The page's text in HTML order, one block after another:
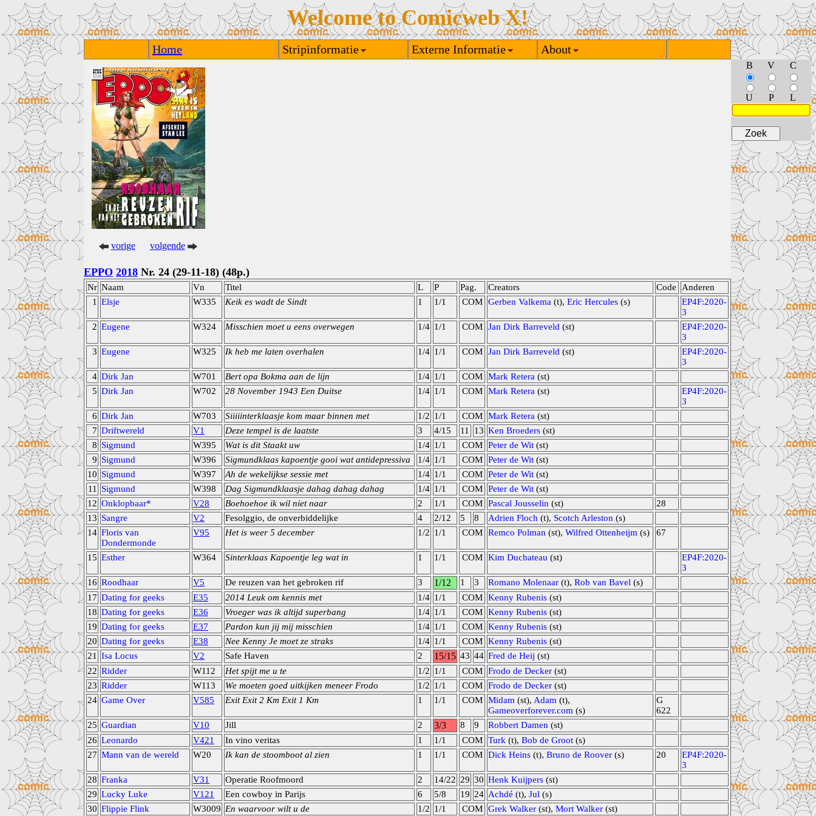
Welcome to Comicweb X!
Home Stripinformatie Externe Informatie About
vorige volgende
EPPO 2018 Nr. 24 (29-11-18) (48p.)
Nr Naam Vn Titel L P Pag. Creators Code
Anderen
1
Elsje W335 Keik es wadt de Sindt 1 1/1 COM Gerben Valkema (t), Eric Hercules (s)
EP4F:2020-
3
2 Eugene W324 Misschien moet u eens overwegen 1/4 1/1 COM Jan Dirk Barreveld (st)
EP4F:2020-
3
3 Eugene W325 Ik heb me laten overhalen 1/4 1/1 COM Jan Dirk Barreveld (st)
EP4F:2020-
3
4 Dirk Jan W701 Bert opa Bokma aan de lijn 1/4 1/1 COM Mark Retera (st)
5 Dirk Jan W702 28 November 1943 Een Duitse 1/4 1/1 COM Mark Retera (st)
EP4F:2020-
3
6 Dirk Jan W703 Siiiiinterklaasje kom maar binnen met 1/2 1/1 COM Mark Retera (st)
7 Driftwereld V1 Deze tempel is de laatste 3 4/15 11 13 Ken Broeders (st)
8 Sigmund W395 Wat is dit Staakt uw 1/4 1/1 COM Peter de Wit (st)
9 Sigmund W396 Sigmundklaas kapoentje gooi wat antidepressiva 1/4 1/1 COM Peter de Wit (st)
10 Sigmund W397 Ah de wekelijkse sessie met 1/4 1/1 COM Peter de Wit (st)
11
Sigmund W398 Dag Sigmundklaasje dahag dahag dahag 1/4 1/1 COM Peter de Wit (st)
12 Onklopbaar* V28 Boehoehoe ik wil niet naar 2 1/1 COM Pascal Jousselin (st)
28
13 Sangre V2 Fesolggio, de onverbiddelijke 4 2/12 5 8 Adrien Floch (t), Scotch Arleston (s)
14 Floris van
Dondermonde
V95 Het is weer 5 december 1/2 1/1 COM Remco Polman (st), Wilfred Ottenheijm (s) 67
15 Esther W364 Sinterklaas Kapoentje leg wat in 1 1/1 COM Kim Duchateau (st)
EP4F:2020-
3
16 Roodhaar V5 De reuzen van het gebroken rif 3 1/12 1 3 Romano Molenaar (t), Rob van Bavel (s)
17 Dating for geeks E35 2014 Leuk om kennis met 1/4 1/1 COM Kenny Rubenis (st)
18 Dating for geeks E36 Vroeger was ik altijd superbang 1/4 1/1 COM Kenny Rubenis (st)
19 Dating for geeks E37 Pardon kun jij mij misschien 1/4 1/1 COM Kenny Rubenis (st)
20 Dating for geeks E38 Nee Kenny Je moet ze straks 1/4 1/1 COM Kenny Rubenis (st)
21
Isa Locus V2 Safe Haven 2 15/15 43 44 Fred de Heij (st)
22 Ridder W112 Het spijt me u te 1/2 1/1 COM Frodo de Decker (st)
23 Ridder W113 We moeten goed uitkijken meneer Frodo 1/2 1/1 COM Frodo de Decker (st)
24 Game Over V585 Exit Exit 2 Km Exit 1 Km 1 1/1 COM Midam (st), Adam (t),
Gameoverforever.com (s)
G
622
25 Guardian V10 Jill 2 3/3 8 9 Robbert Damen (st)
26 Leonardo V421 In vino veritas 1 1/1 COM Turk (t), Bob de Groot (s)
27 Mann van de wereld W20 Ik kan de stoomboot al zien 1 1/1 COM Dick Heins (t), Bruno de Roover (s) 20
EP4F:2020-
3
28 Franka V31 Operatie Roofmoord 2 14/22 29 30 Henk Kuijpers (st)
29 Lucky Luke V121 Een cowboy in Parijs 6 5/8 19 24 Achdé (t), Jul (s)
30 Flippie Flink W3009 En waarvoor wilt u de 1/2 1/1 COM Grek Walker (st), Mort Walker (st)
B V C
U P L